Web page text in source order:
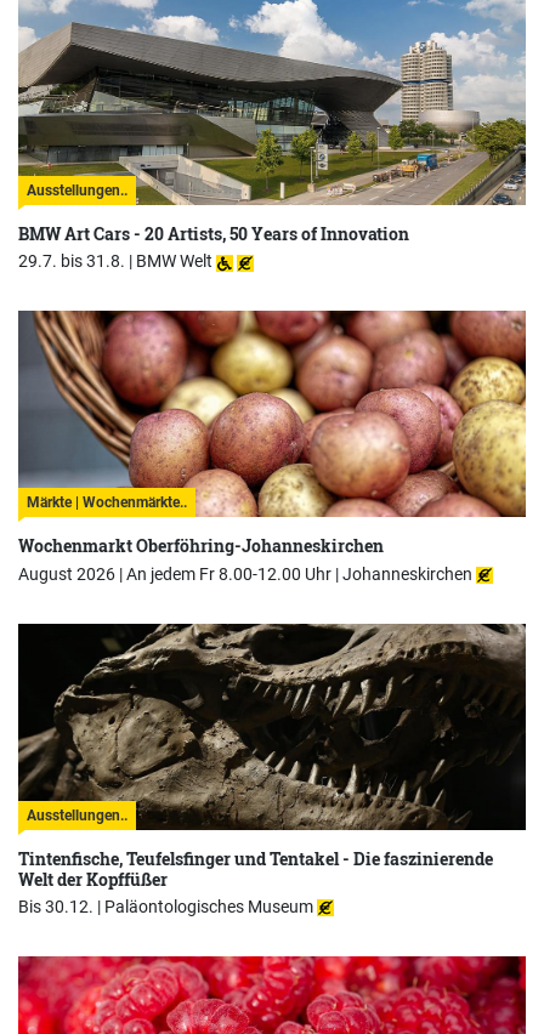
Ausstellungen..
BMW Art Cars - 20 Artists, 50 Years of Innovation
29.7. bis 31.8. | BMW Welt
Märkte | Wochenmärkte..
Wochenmarkt Oberföhring-Johanneskirchen
August 2026 | An jedem Fr 8.00-12.00 Uhr |Johanneskirchen
Ausstellungen..
Tintenfische, Teufelsfinger und Tentakel - Die faszinierende
Welt der Kopffüßer
Bis 30.12. | Paläontologisches Museum